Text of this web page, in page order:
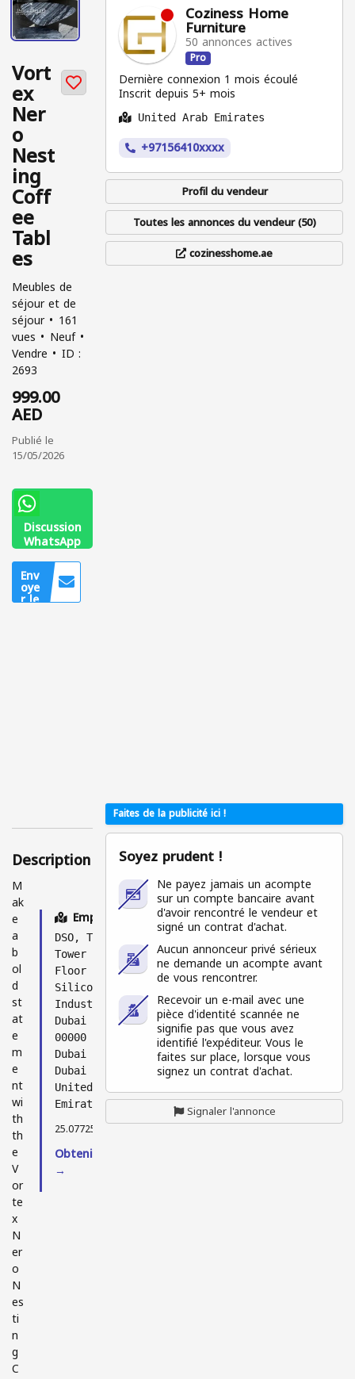
Vort
ex
Ner
o
Nest
ing
Coff
ee
Tabl
es
Meubles de
séjour et de
séjour 161
vues Neuf
Vendre ID :
2693
999.00
AED
Publié le
15/05/2026
Discussion
WhatsApp
+97156410
2848
Env
oye
r le
Description
M
ak
e
a
b
ol
d
st
at
e
m
e
nt
wi
th
th
e
V
or
te
x
N
er
o
N
es
ti
n
g
C
Emplacement
DSO, The Icon
Tower - * - 7th
Floor - Dubai
Silicon Oasis -
Industrial Area -
Dubai
00000
Dubai
Dubai
United Arab
Emirates
25.07725, 55.30927
Obtenir l'itinéraire
→
Coziness Home
Furniture
50 annonces actives
Pro
Dernière connexion 1 mois écoulé
Inscrit depuis 5+ mois
United Arab Emirates
+97156410xxxx
Profil du vendeur
Toutes les annonces du vendeur (50)
cozinesshome.ae
Faites de la publicité ici !
Soyez prudent !
Ne payez jamais un acompte
sur un compte bancaire avant
d'avoir rencontré le vendeur et
signé un contrat d'achat.
Aucun annonceur privé sérieux
ne demande un acompte avant
de vous rencontrer.
Recevoir un e-mail avec une
pièce d'identité scannée ne
signifie pas que vous avez
identifié l'expéditeur. Vous le
faites sur place, lorsque vous
signez un contrat d'achat.
Signaler l'annonce